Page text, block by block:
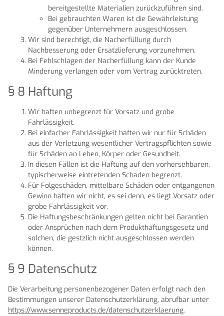
bereitgestellte Materialien zurückzuführen sind.
Bei gebrauchten Waren ist die Gewährleistung
gegenüber Unternehmern ausgeschlossen.
Wir sind berechtigt, die Nacherfüllung durch
Nachbesserung oder Ersatzlieferung vorzunehmen.
Bei Fehlschlagen der Nacherfüllung kann der Kunde
Minderung verlangen oder vom Vertrag zurücktreten.
§ 8 Haftung
Wir haften unbegrenzt für Vorsatz und grobe
Fahrlässigkeit.
Bei einfacher Fahrlässigkeit haften wir nur für Schäden
aus der Verletzung wesentlicher Vertragspflichten sowie
für Schäden an Leben, Körper oder Gesundheit.
In diesen Fällen ist die Haftung auf den vorhersehbaren,
typischerweise eintretenden Schaden begrenzt.
Für Folgeschäden, mittelbare Schäden oder entgangenen
Gewinn haften wir nicht, es sei denn, es liegt Vorsatz oder
grobe Fahrlässigkeit vor.
Die Haftungsbeschränkungen gelten nicht bei Garantien
oder Ansprüchen nach dem Produkthaftungsgesetz und
solchen, die gestzlich nicht ausgeschlossen werden
können.
§ 9 Datenschutz
Die Verarbeitung personenbezogener Daten erfolgt nach den
Bestimmungen unserer Datenschutzerklärung, abrufbar unter
https://www.senneproducts.de/datenschutzerklaerung.